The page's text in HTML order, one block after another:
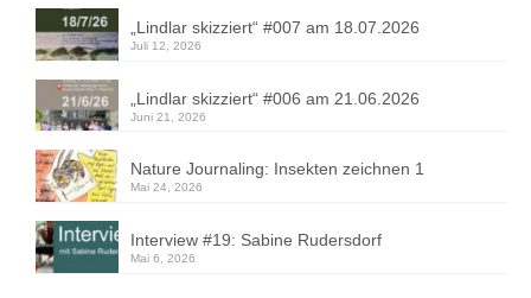
„Lindlar skizziert“ #007 am 18.07.2026
Juli 12, 2026
„Lindlar skizziert“ #006 am 21.06.2026
Juni 21, 2026
Nature Journaling: Insekten zeichnen 1
Mai 24, 2026
Interview #19: Sabine Rudersdorf
Mai 6, 2026